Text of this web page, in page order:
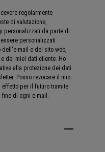
regolarmente
di valutazione,
personalizzati da parte di
essere personalizzati
mail e del sito web,
dei miei dati cliente. Ho
alla protezione dei dati
Posso revocare il mio
effetto per il futuro tramite
di ogni e-mail.